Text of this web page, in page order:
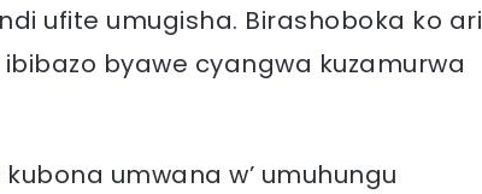
ufite umugisha. Birashoboka ko ari
byawe cyangwa kuzamurwa
umwana w’ umuhungu